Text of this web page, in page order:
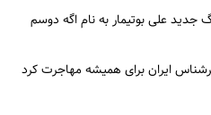
جدید علی بوتیمار به نام اگه دوسم
ایران برای همیشه مهاجرت کرد